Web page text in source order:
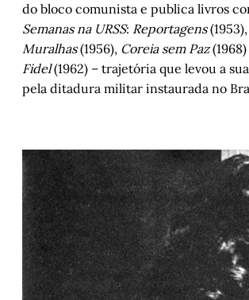
do bloco comunista e publica livros
Semanas na URSS: Reportagens(1953),
Muralhas(1956), Coreia sem Paz(1968)
Fidel(1962) – trajetória que levou a
pela ditadura militar instaurada no